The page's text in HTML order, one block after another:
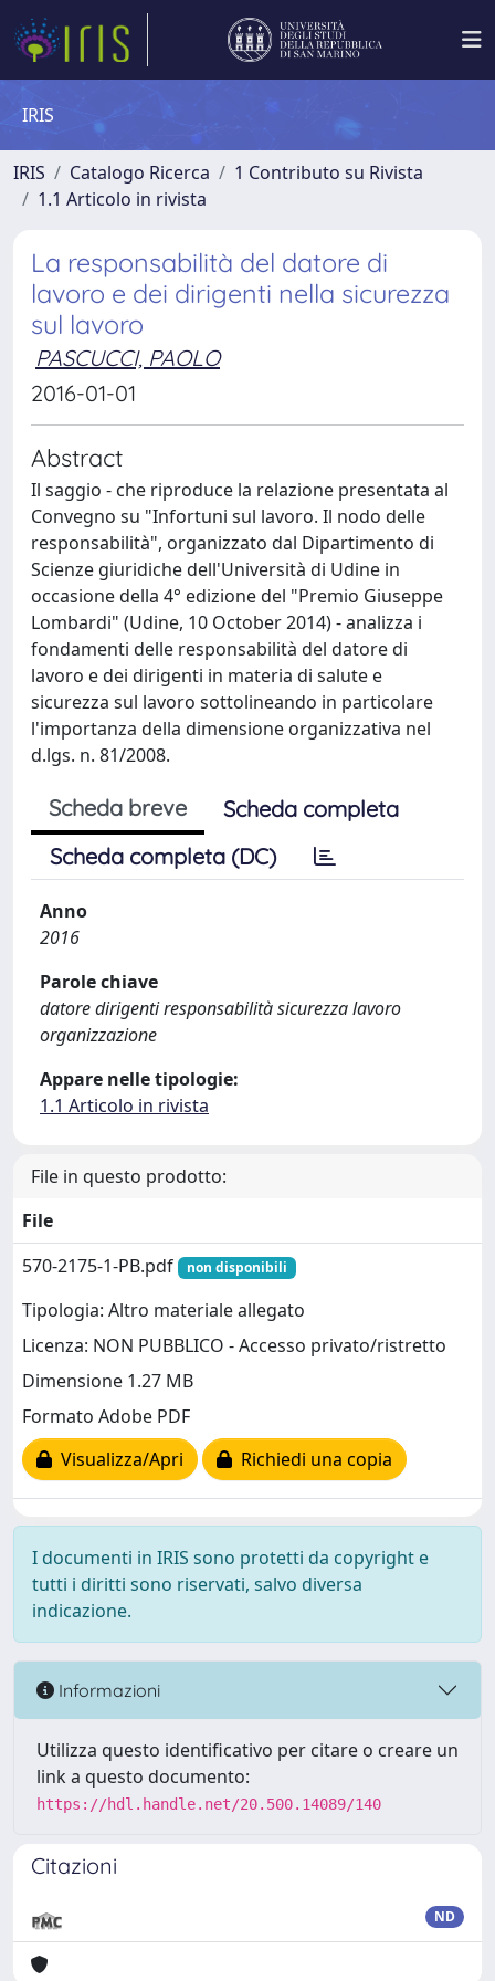
IRIS
IRIS Catalogo Ricerca
1 Contributo su Rivista
1.1 Articolo in rivista
La responsabilità del datore di
lavoro e dei dirigenti nella sicurezza
sul lavoro
PASCUCCI, PAOLO
2016-01-01
Abstract
Il saggio - che riproduce la relazione presentata al
Convegno su "Infortuni sul lavoro. Il nodo delle
responsabilità", organizzato dal Dipartimento di
Scienze giuridiche dell'Università di Udine in
occasione della 4° edizione del "Premio Giuseppe
Lombardi" (Udine, 10 October 2014) - analizza i
fondamenti delle responsabilità del datore di
lavoro e dei dirigenti in materia di salute e
sicurezza sul lavoro sottolineando in particolare
l'importanza della dimensione organizzativa nel
d.lgs. n. 81/2008.
Scheda breve
Scheda completa
Scheda completa (DC)
Anno
2016
Parole chiave
datore dirigenti responsabilità sicurezza lavoro
organizzazione
Appare nelle tipologie:
1.1 Articolo in rivista
File in questo prodotto:
File
570-2175-1-PB.pdf
non disponibili
Tipologia: Altro materiale allegato
Licenza: NON PUBBLICO - Accesso privato/ristretto
Dimensione 1.27 MB
Formato Adobe PDF
Visualizza/Apri
Richiedi una copia
I documenti in IRIS sono protetti da copyright e
tutti i diritti sono riservati, salvo diversa
indicazione.
Informazioni
Utilizza questo identificativo per citare o creare un
link a questo documento:
https://hdl.handle.net/20.500.14089/140
Citazioni
ND